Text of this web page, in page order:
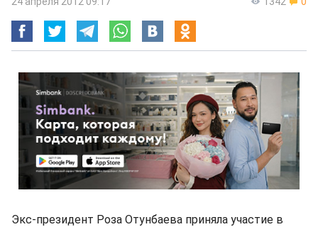
Экс-президент Роза Отунбаева приняла участие в